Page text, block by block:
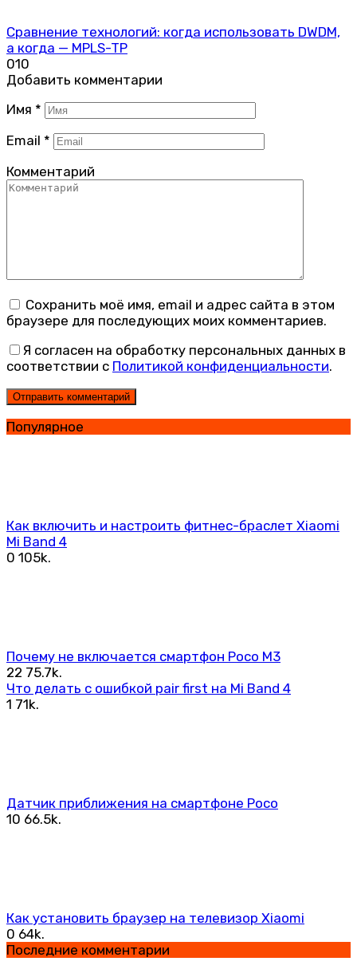
Сравнение технологий: когда использовать DWDM,
а когда — MPLS-TP
010
Добавить комментарии
Имя *
Email *
Комментарий
Сохранить моё имя, email и адрес сайта в этом
браузере для последующих моих комментариев.
Я согласен на обработку персональных данных в
соответствии с Политикой конфиденциальности.
Популярное
Как включить и настроить фитнес-браслет Xiaomi
Mi Band 4
0 105k.
Почему не включается смартфон Poco M3
22 75.7k.
Что делать с ошибкой pair first на Mi Band 4
1 71k.
Датчик приближения на смартфоне Poco
10 66.5k.
Как установить браузер на телевизор Xiaomi
0 64k.
Последние комментарии